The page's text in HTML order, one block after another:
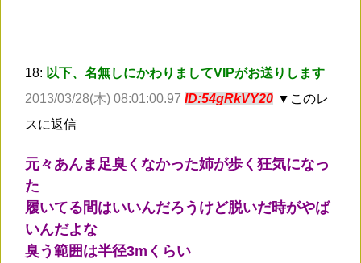
18: 以下、名無しにかわりましてVIPがお送りします
2013/03/28(木) 08:01:00.97 ID:54gRkVY20 ▼このレ
スに返信
元々あんま足臭くなかった姉が歩く狂気になっ
た
履いてる間はいいんだろうけど脱いだ時がやば
いんだよな
臭う範囲は半径3mくらい